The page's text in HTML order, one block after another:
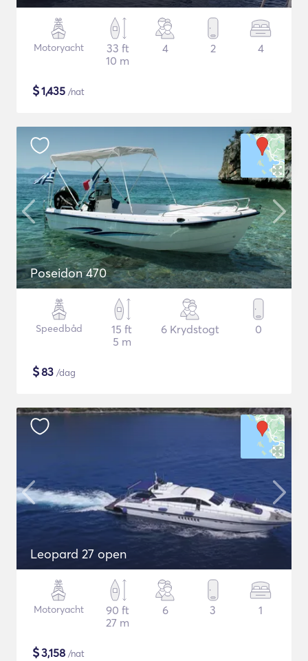
Motoryacht
33 ft
10 m
4 2 4
$1,435 /nat
Poseidon 470
Speedbåd
15 ft
5 m
6 Krydstogt 0
$83 /dag
Leopard 27 open
Motoryacht
90 ft
27 m
6 3 1
$3,158 /nat